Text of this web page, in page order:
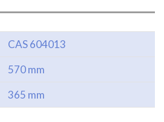
CAS 604013
570 mm
365 mm